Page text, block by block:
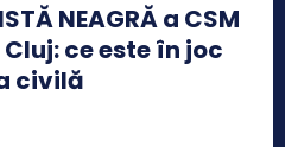
NEAGRĂ a CSM
ce este în joc
civilă